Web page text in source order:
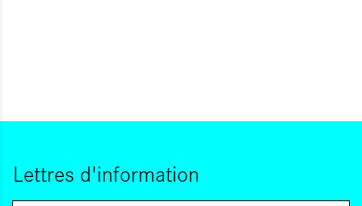
Lettres d'information